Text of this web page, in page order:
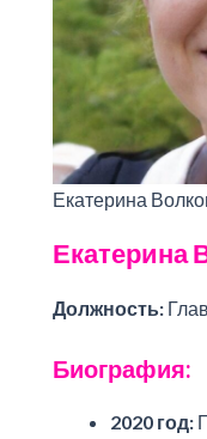
Екатерина
Екатерина
Должность:
Биография:
2020 год: